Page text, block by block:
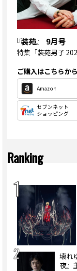
『装苑』 9月号
特集 「装苑男子
ご購入はこちらから
Amazon
セブンネット
ショッピング
Ranking
壊れ
夜』